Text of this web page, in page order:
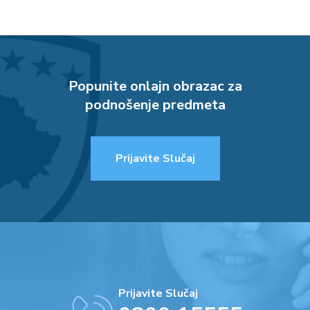
Popunite onlajn obrazac za
podnošenje predmeta
Prijavite Slučaj
Prijavite Slučaj